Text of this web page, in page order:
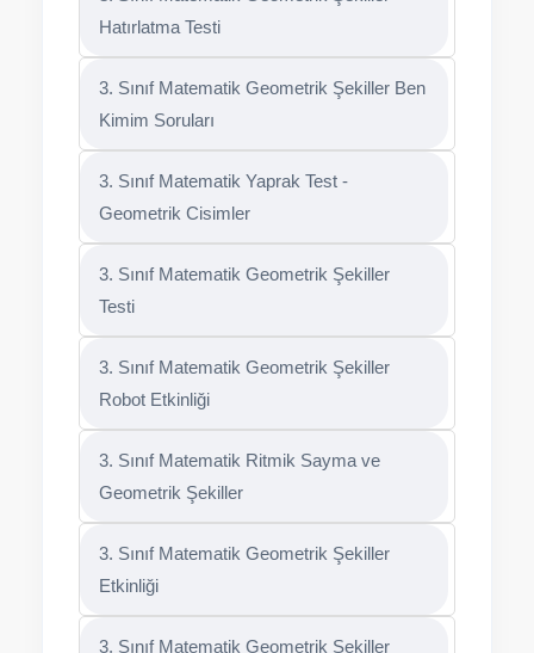
Hatırlatma Testi
3. Sınıf Matematik Geometrik Şekiller Ben
Kimim Soruları
3. Sınıf Matematik Yaprak Test -
Geometrik Cisimler
3. Sınıf Matematik Geometrik Şekiller
Testi
3. Sınıf Matematik Geometrik Şekiller
Robot Etkinliği
3. Sınıf Matematik Ritmik Sayma ve
Geometrik Şekiller
3. Sınıf Matematik Geometrik Şekiller
Etkinliği
3. Sınıf Matematik Geometrik Şekiller